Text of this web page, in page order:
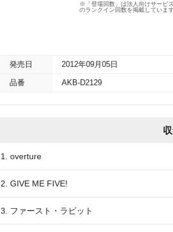
※「登場回数」は法人向けサービス
のランクイン回数を掲載しています
発売日 2012年09月05日
品番 AKB-D2129
1. overture
2. GIVE ME FIVE!
3. ファースト・ラビット